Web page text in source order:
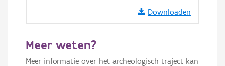
Downloaden
Meer weten?
Meer informatie over het archeologisch traject kan